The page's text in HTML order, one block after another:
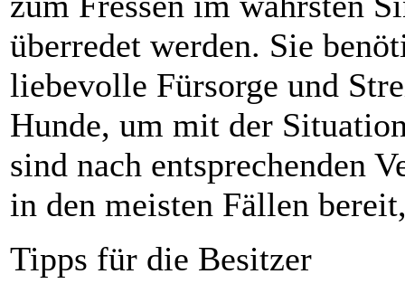
überredet werden. Sie
liebevolle Fürsorge und
Hunde, um mit der
sind nach entsprechenden
in den meisten Fällen
Tipps für die Besitzer